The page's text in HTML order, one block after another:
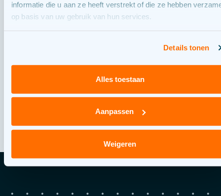
informatie die u aan ze heeft verstrekt of die ze hebben
op basis van uw gebruik van hun services.
Details tonen
Alles toestaan
Aanpassen
Weigeren
Neem contact op
Vragen? Bel of mail ons.